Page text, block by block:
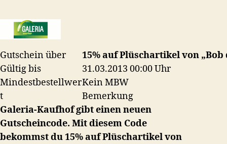
Bär
Gutschein über
15% auf Plüschartikel von „Bob
Gültig bis
31.03.2013 00:00 Uhr
Mindestbestellwer
t
Kein MBW
Bemerkung
Galeria-Kaufhof gibt einen neuen
Gutscheincode. Mit diesem Code
bekommst du 15% auf Plüschartikel von